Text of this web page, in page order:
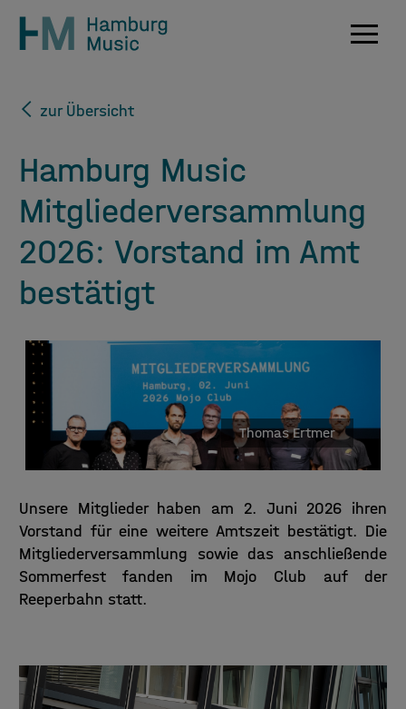
zur Übersicht
Hamburg Music
Mitgliederversammlung
2026: Vorstand im Amt
bestätigt
Thomas Ertmer
Unsere Mitglieder haben am 2. Juni 2026 ihren
Vorstand für eine weitere Amtszeit bestätigt. Die
Mitgliederversammlung sowie das anschließende
Sommerfest fanden im Mojo Club auf der
Reeperbahn statt.